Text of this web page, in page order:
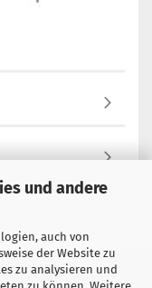
und andere
auch von
der Website zu
zu analysieren und